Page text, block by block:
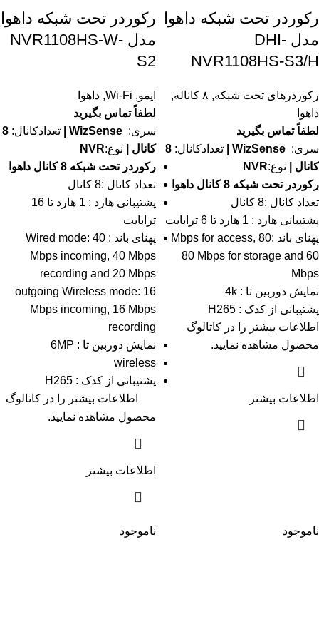
رکوردر تحت شبکه داهوا
مدل DHI-
NVR1108HS-S3/H
رکوردرهای تحت شبکه, ۸ کاناله
,
داهوا
لطفاً تماس بگیرید
سری:
تعدادکانال: 8
کانال | نوع:NVR
رکوردر تحت شبکه 8 کانال داهوا
تعداد کانال :8 کانال
پشتیبانی هارد : 1 هارد تا 6 ترابایت
پهنای باند :80 Mbps for access,
80 Mbps for storage and 60
Mbps
نمایش دوربین تا : 4k
پشتیبانی از کدک : H265
اطلاعات بیشتر را در کاتالوگ
محصول مشاهده نمایید.
اطلاعات بیشتر
رکوردر تحت شبکه داهوا
مدل NVR1108HS-W-
S2
ایمو,
Wi-Fi
, داهوا
لطفاً تماس بگیرید
سری:
تعدادکانال: 8
کانال | نوع:NVR
رکوردر تحت شبکه 8 کانال داهوا
تعداد کانال :8 کانال
پشتیبانی هارد : 1 هارد تا 16
ترابایت
پهنای باند : Wired mode: 40
Mbps incoming, 40 Mbps
recording and 20 Mbps
outgoing Wireless mode: 16
Mbps incoming, 16 Mbps
recording
نمایش دوربین تا : 6MP
wireless
پشتیبانی از کدک : H265
اطلاعات بیشتر را در کاتالوگ
محصول مشاهده نمایید.
اطلاعات بیشتر
ناموجود ناموجود